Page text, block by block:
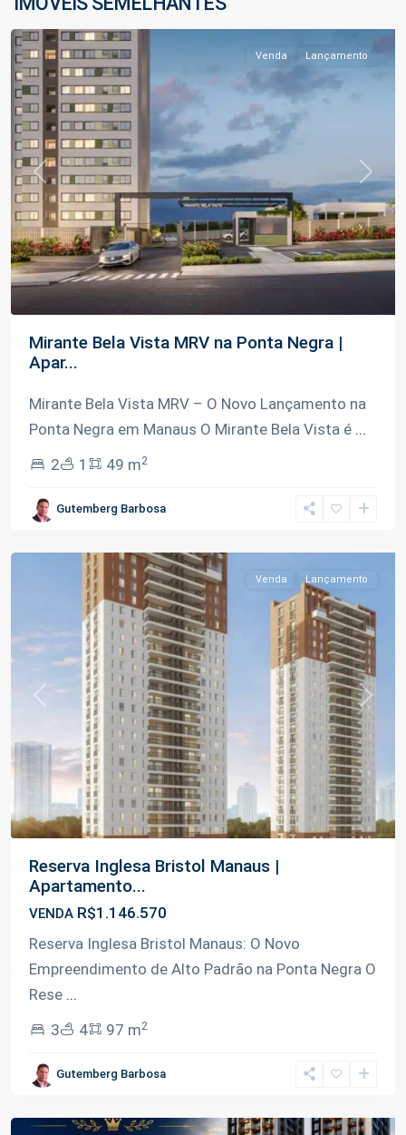
Manaus
Previous Next
Venda Lançamento
Mirante Bela Vista MRV na Ponta Negra |
Apar...
Mirante Bela Vista MRV – O Novo Lançamento na
Ponta Negra em Manaus O Mirante Bela Vista é ...
2
1 49 m2
Gutemberg Barbosa
Negra,
Previous Next
Venda Lançamento
Reserva Inglesa Bristol Manaus |
Apartamento...
VENDA R$1.146.570
Reserva Inglesa Bristol Manaus: O Novo
Empreendimento de Alto Padrão na Ponta Negra O
Rese ...
3
4 97 m2
Gutemberg Barbosa
Negra,